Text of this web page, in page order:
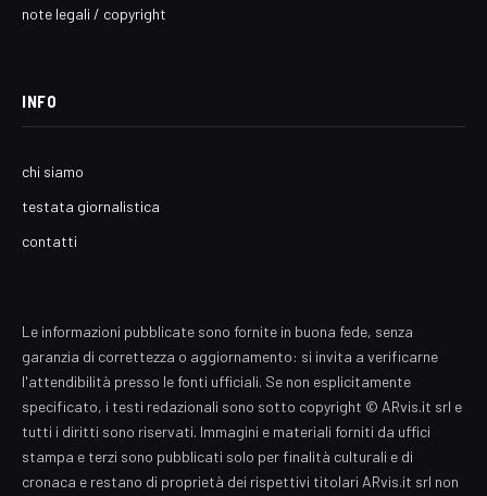
note legali / copyright
INFO
chi siamo
testata giornalistica
contatti
Le informazioni pubblicate sono fornite in buona fede, senza
garanzia di correttezza o aggiornamento: si invita a verificarne
l'attendibilità presso le fonti ufficiali. Se non esplicitamente
specificato, i testi redazionali sono sotto copyright © ARvis.it srl e
tutti i diritti sono riservati. Immagini e materiali forniti da uffici
stampa e terzi sono pubblicati solo per finalità culturali e di
cronaca e restano di proprietà dei rispettivi titolari ARvis.it srl non